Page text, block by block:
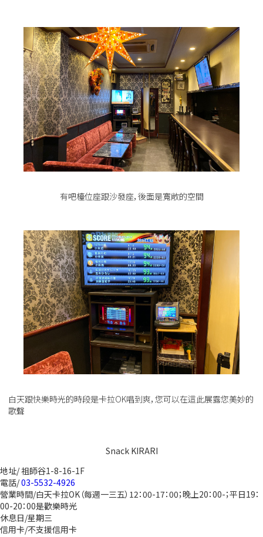
有吧檯位座跟沙發座，後面是寬敞的空間
白天跟快樂時光的時段是卡拉OK唱到爽，您可以在這此展露您美妙的
歌聲
Snack KIRARI
地址/ 祖師谷1-8-16-1F
電話/03-5532-4926
營業時間/白天卡拉OK（每週一三五）12：00-17：00；晚上20：00-；平日19：
00-20：00是歡樂時光
休息日/星期三
信用卡/不支援信用卡